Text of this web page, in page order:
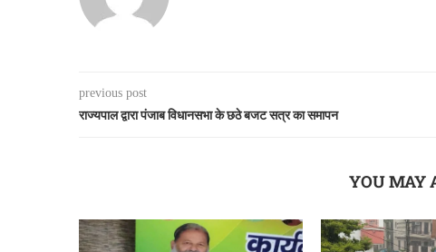
previous post
राज्यपाल द्वारा पंजाब विधानसभा के छठे बजट सत्र का समापन
YOU MAY